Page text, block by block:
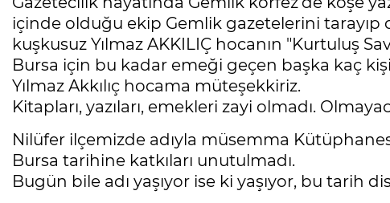
içinde olduğu ekip Gemlik gazetelerini tarayıp
kuşkusuz Yılmaz AKKILIÇ hocanın "Kurtuluş
Bursa için bu kadar emeği geçen başka kaç
Yılmaz Akkılıç hocama müteşekkiriz.
Kitapları, yazıları, emekleri zayi olmadı.
Nilüfer ilçemizde adıyla müsemma
Bursa tarihine katkıları unutulmadı.
Bugün bile adı yaşıyor ise ki yaşıyor, bu tarih